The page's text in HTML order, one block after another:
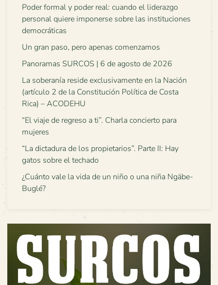
Poder formal y poder real: cuando el liderazgo
personal quiere imponerse sobre las instituciones
democráticas
Un gran paso, pero apenas comenzamos
Panoramas SURCOS | 6 de agosto de 2026
La soberanía reside exclusivamente en la Nación
(artículo 2 de la Constitución Política de Costa
Rica) – ACODEHU
“El viaje de regreso a ti”. Charla concierto para
mujeres
“La dictadura de los propietarios”. Parte II: Hay
gatos sobre el techado
¿Cuánto vale la vida de un niño o una niña Ngäbe-
Buglé?